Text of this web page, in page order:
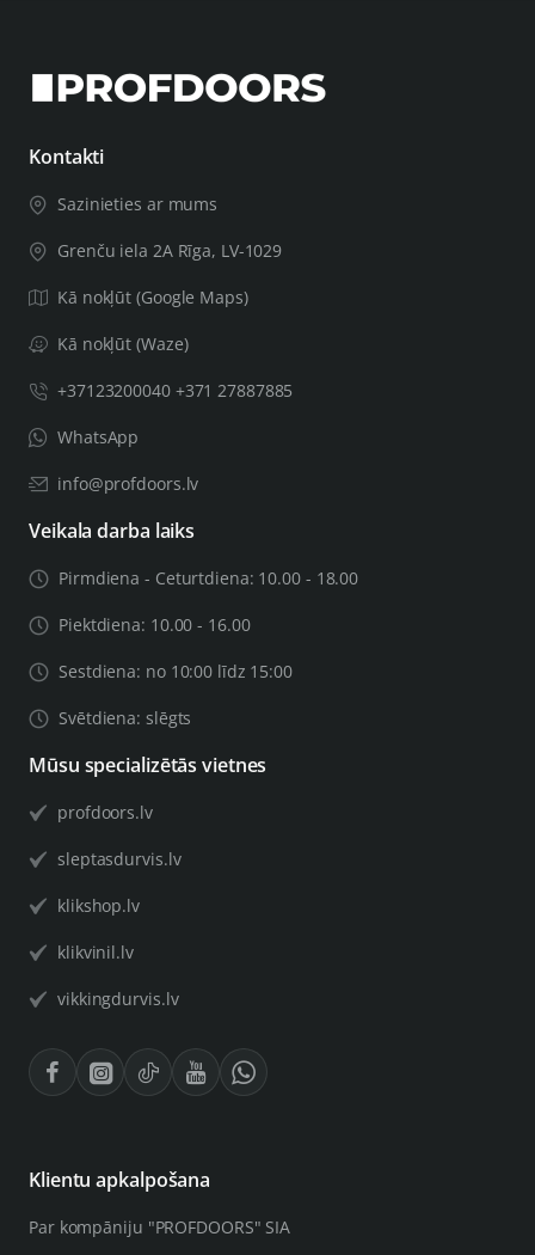
Kontakti
Sazinieties ar mums
Grenču iela 2A Rīga, LV-1029
Kā nokļūt (Google Maps)
Kā nokļūt (Waze)
+37123200040 +371 27887885
WhatsApp
info@profdoors.lv
Veikala darba laiks
Pirmdiena - Ceturtdiena: 10.00 - 18.00
Piektdiena: 10.00 - 16.00
Sestdiena: no 10:00 līdz 15:00
Svētdiena: slēgts
Mūsu specializētās vietnes
profdoors.lv
sleptasdurvis.lv
klikshop.lv
klikvinil.lv
vikkingdurvis.lv
Klientu apkalpošana
Par kompāniju "PROFDOORS" SIA